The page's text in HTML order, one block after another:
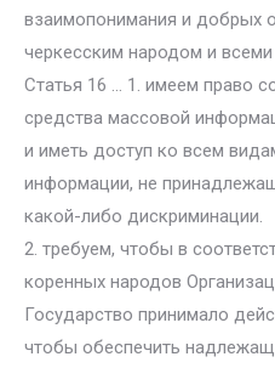
взаимопонимания и добрых
черкесским народом и
Статья 16 … 1. имеем право
средства массовой
и иметь доступ ко всем
информации, не
какой-либо дискриминации.
2. требуем, чтобы в
коренных народов
Государство принимало
чтобы обеспечить